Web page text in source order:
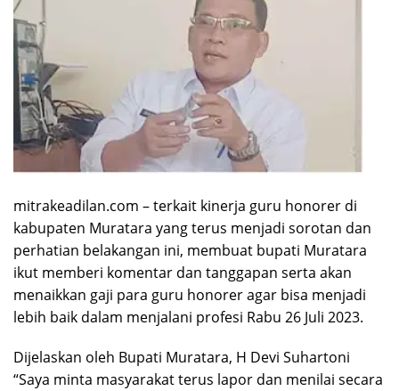
mitrakeadilan.com – terkait kinerja guru honorer di
kabupaten Muratara yang terus menjadi sorotan dan
perhatian belakangan ini, membuat bupati Muratara
ikut memberi komentar dan tanggapan serta akan
menaikkan gaji para guru honorer agar bisa menjadi
lebih baik dalam menjalani profesi Rabu 26 Juli 2023.
Dijelaskan oleh Bupati Muratara, H Devi Suhartoni
“Saya minta masyarakat terus lapor dan menilai secara